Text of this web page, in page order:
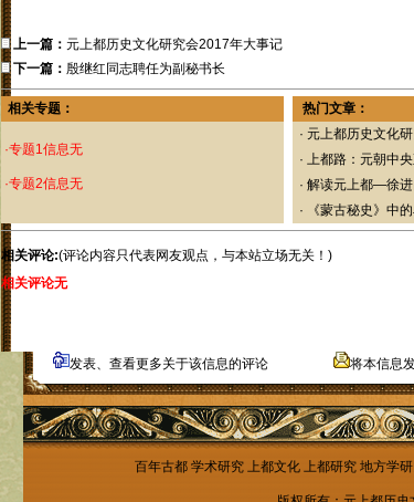
上一篇： 元上都历史文化研究会2017年大事记
下一篇： 殷继红同志聘任为副秘书长
相关专题：
·专题1信息无
·专题2信息无
热门文章：
· 元上都历史文化
· 上都路：元朝中
· 解读元上都—徐进
·
《蒙古秘史》中
相关评论:(评论内容只代表网友观点，与本站立场无关！)
相关评论无
发表、查看更多关于该信息的评论 将本信息
百年古都 学术研究 上都文化 上都研究 地方学